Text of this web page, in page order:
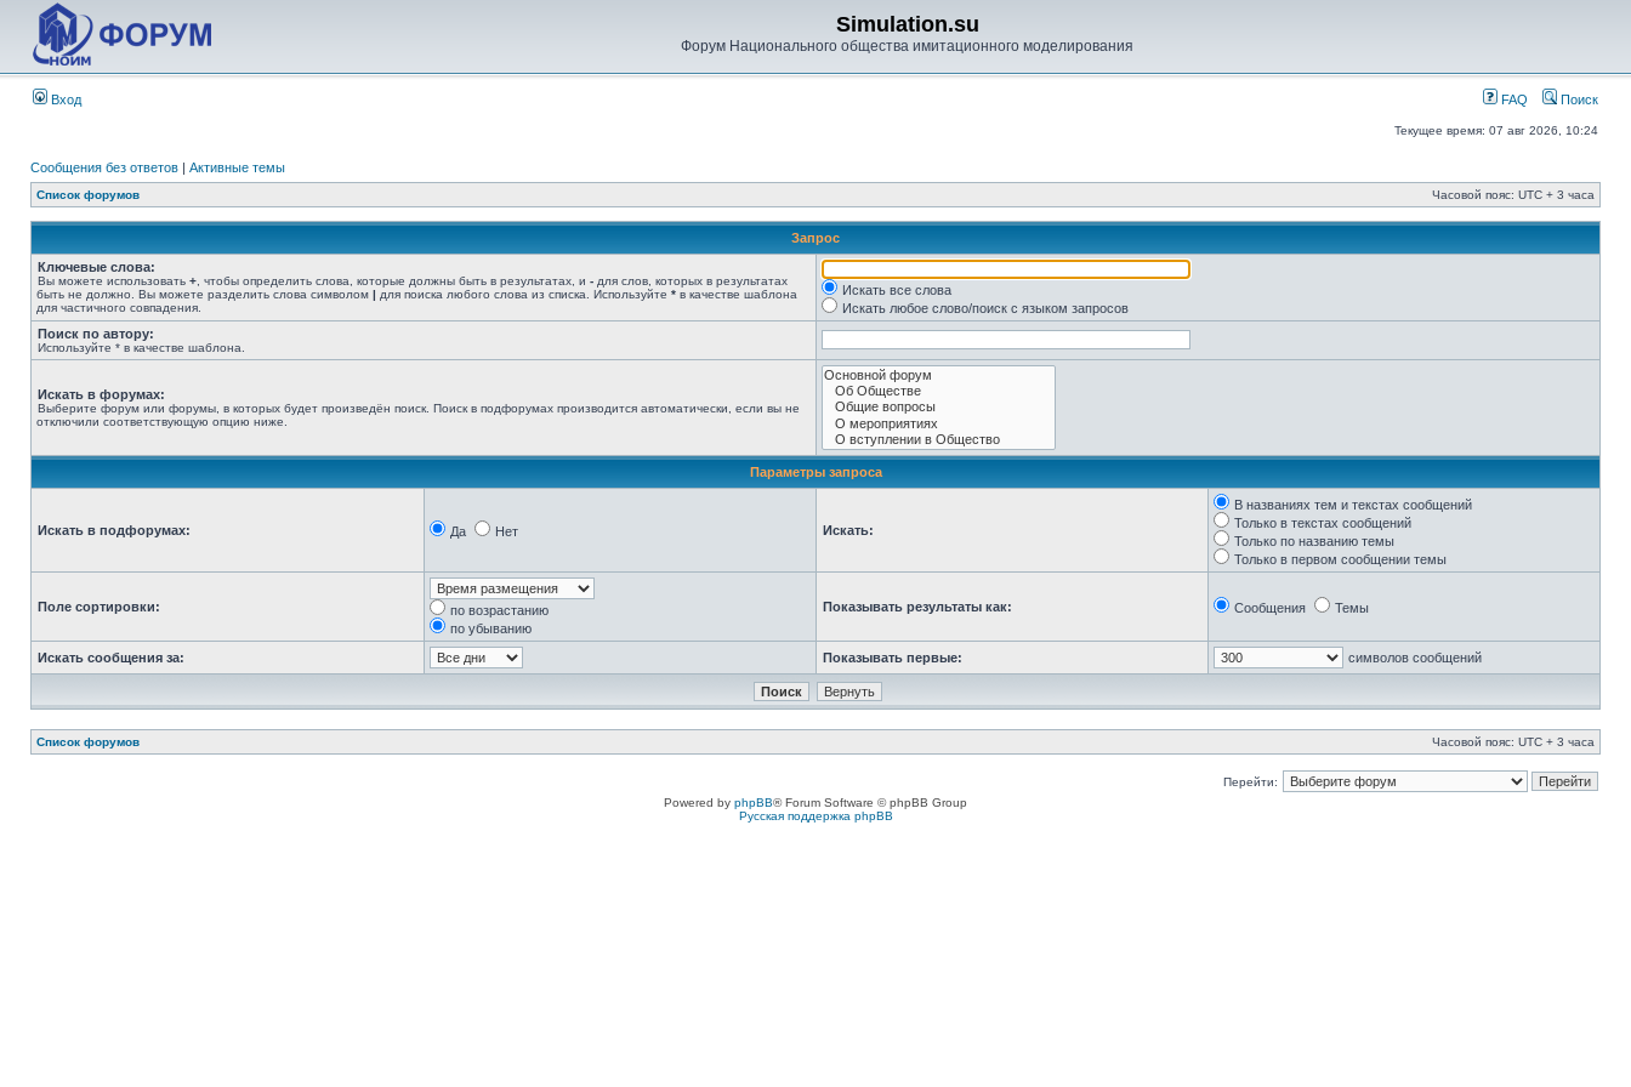
Simulation.su
Форум Национального общества имитационного моделирования
Вход FAQ Поиск
Текущее время: 07 авг 2026, 10:24
Сообщения без ответов | Активные темы
Список форумов Часовой пояс: UTC + 3 часа
Запрос
Ключевые слова:
Вы можете использовать + , чтобы определить слова, которые должны быть в результатах, и - для слов, которых в результатах
быть не должно. Вы можете разделить слова символом | для поиска любого слова из списка. Используйте * в качестве шаблона
для частичного совпадения.
Искать все слова
Искать любое слово/поиск с языком запросов
Поиск по автору:
Используйте * в качестве шаблона.
Искать в форумах:
Выберите форум или форумы, в которых будет произведён поиск. Поиск в подфорумах производится автоматически, если вы не
отключили соответствующую опцию ниже.
Параметры запроса
Искать в подфорумах: Да Нет Искать:
В названиях тем и текстах сообщений
Только в текстах сообщений
Только по названию темы
Только в первом сообщении темы
Поле сортировки:
по возрастанию
по убыванию
Показывать результаты как: Сообщения Темы
Искать сообщения за: Показывать первые: символов сообщений
Список форумов Часовой пояс: UTC + 3 часа
Перейти:
Powered by phpBB® Forum Software © phpBB Group
Русская поддержка phpBB